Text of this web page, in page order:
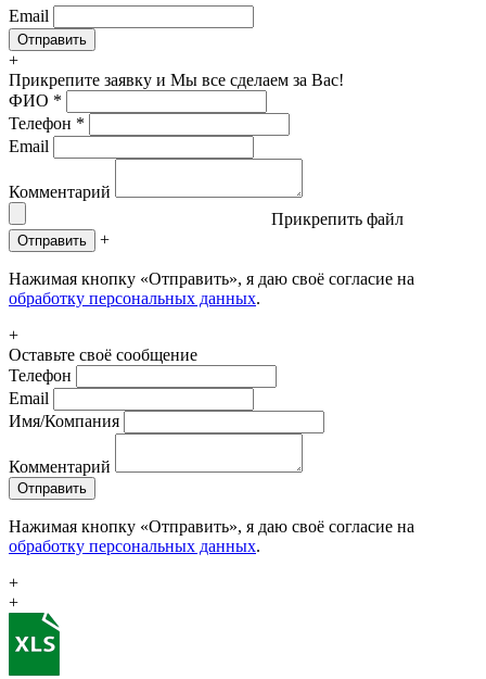
Email
+
Прикрепите заявку и Мы все сделаем за Вас!
ФИО *
Телефон *
Email
Комментарий
Прикрепить файл
Отправить +
Нажимая кнопку «Отправить», я даю своё согласие на
обработку персональных данных.
+
Оставьте своё сообщение
Телефон
Email
Имя/Компания
Комментарий
Отправить
Нажимая кнопку «Отправить», я даю своё согласие на
обработку персональных данных.
+
+